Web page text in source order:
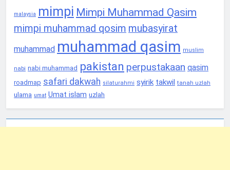
malaysia mimpi Mimpi Muhammad Qasim
mimpi muhammad qosim mubasyirat
muhammad muhammad qasim muslim
nabi nabi muhammad pakistan perpustakaan qasim
roadmap safari dakwah silaturahmi syirik takwil tanah uzlah
ulama umat Umat islam uzlah